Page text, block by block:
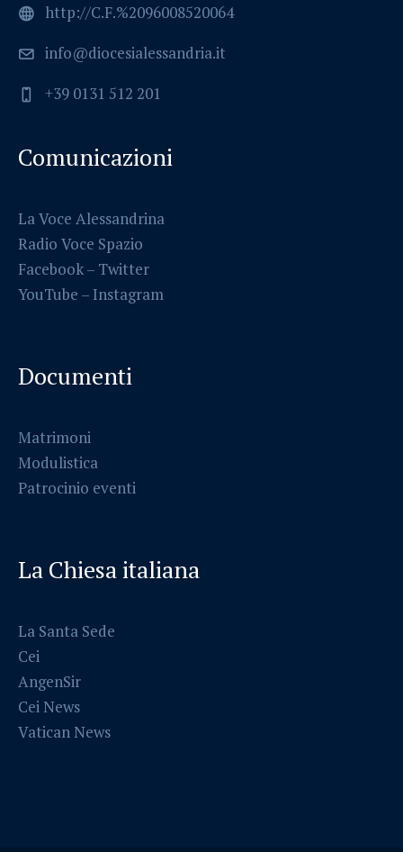
http://C.F.%2096008520064
info@diocesialessandria.it
+39 0131 512 201
Comunicazioni
La Voce Alessandrina
Radio Voce Spazio
Facebook– Twitter
YouTube – Instagram
Documenti
Matrimoni
Modulistica
Patrocinio eventi
La Chiesa italiana
La Santa Sede
Cei
AngenSir
Cei News
Vatican News